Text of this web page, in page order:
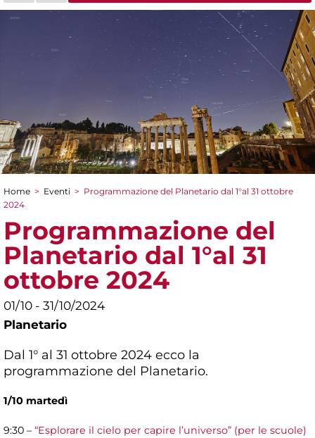
Tu sei qui
Home > Eventi > Programmazione del Planetario dal 1°al 31 ottobre
2024
Programmazione del
Planetario dal 1°al 31
ottobre 2024
01/10 - 31/10/2024
Planetario
Dal 1° al 31 ottobre 2024 ecco la
programmazione del Planetario.
1/10 martedì
9:30 – “Esplorare il cielo per capire l’universo” (per le scuole)